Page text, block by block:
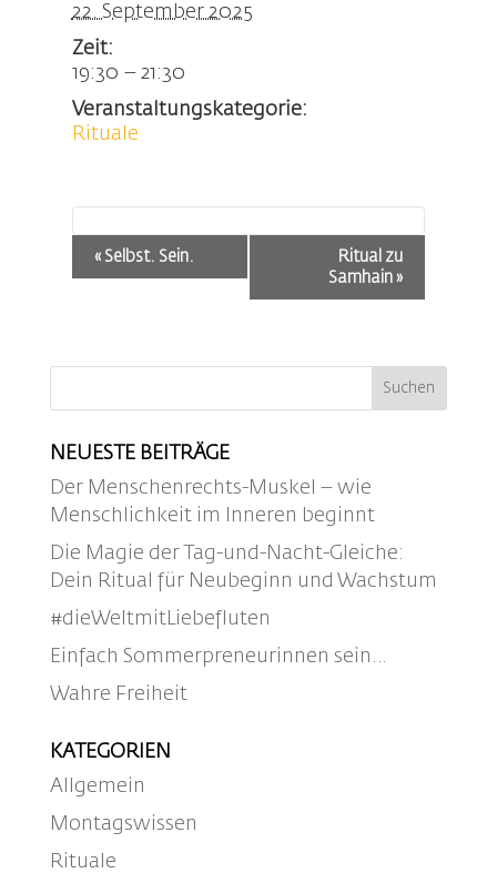
22. September 2025
Zeit:
19:30 – 21:30
Veranstaltungskategorie:
Rituale
Veranstaltung-
Navigation
«Selbst. Sein.
Ritual zu
Samhain»
NEUESTE BEITRÄGE
Der Menschenrechts-Muskel – wie
Menschlichkeit im Inneren beginnt
Die Magie der Tag-und-Nacht-Gleiche:
Dein Ritual für Neubeginn und Wachstum
#dieWeltmitLiebefluten
Einfach Sommerpreneurinnen sein…
Wahre Freiheit
KATEGORIEN
Allgemein
Montagswissen
Rituale